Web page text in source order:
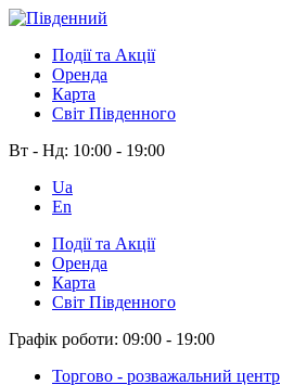
Події та Акції
Оренда
Карта
Світ Південного
Вт - Нд: 10:00 - 19:00
Ua
En
Події та Акції
Оренда
Карта
Світ Південного
Графік роботи: 09:00 - 19:00
Торгово - розважальний центр